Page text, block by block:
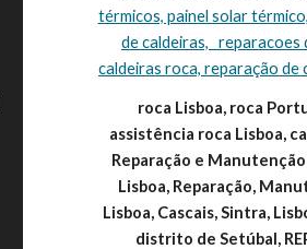
térmicos, painel solar
de caldeiras,
caldeiras roca, reparação de
roca Lisboa, roca
assistência roca Lisboa,
Reparação e
Lisboa, Reparação,
Lisboa, Cascais, Sintra,
distrito de Setúbal,